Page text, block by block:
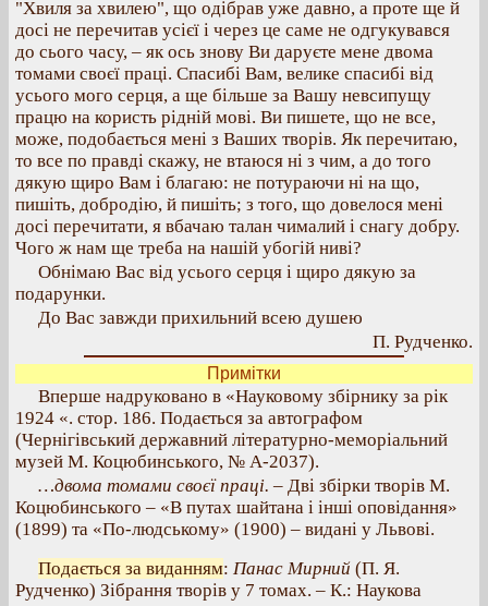
"Хвиля за хвилею", що одібрав уже давно, а проте ще й
досі не перечитав усієї і через це саме не одгукувався
до сього часу, – як ось знову Ви даруєте мене двома
томами своєї праці. Спасибі Вам, велике спасибі від
усього мого серця, а ще більше за Вашу невсипущу
працю на користь рідній мові. Ви пишете, що не все,
може, подобається мені з Ваших творів. Як перечитаю,
то все по правді скажу, не втаюся ні з чим, а до того
дякую щиро Вам і благаю: не потураючи ні на що,
пишіть, добродію, й пишіть; з того, що довелося мені
досі перечитати, я вбачаю талан чималий і снагу добру.
Чого ж нам ще треба на нашій убогій ниві?
Обнімаю Вас від усього серця і щиро дякую за
подарунки.
До Вас завжди прихильний всею душею
П. Рудченко.
Примітки
Вперше надруковано в «Науковому збірнику за рік
1924 «. стор. 186. Подається за автографом
(Чернігівський державний літературно-меморіальний
музей М. Коцюбинського, № А-2037).
…двома томами своєї праці. – Дві збірки творів М.
Коцюбинського – «В путах шайтана і інші оповідання»
(1899) та «По-людському» (1900) – видані у Львові.
Подається за виданням: Панас Мирний (П. Я.
Рудченко) Зібрання творів у 7 томах. – К.: Наукова